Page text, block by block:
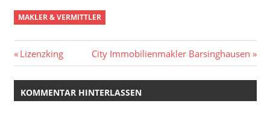
MAKLER & VERMITTLER
Beitragsnavigation
Vorheriger
Beitrag:
Lizenzking
Nächster
Beitrag:
City Immobilienmakler Barsinghausen
KOMMENTAR HINTERLASSEN